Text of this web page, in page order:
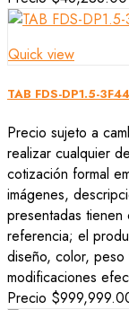
Quick view
TAB FDS-DP1.5-
Precio sujeto a
realizar cualquier
cotización formal
imágenes,
presentadas tienen
referencia; el
diseño, color,
modificaciones
Precio